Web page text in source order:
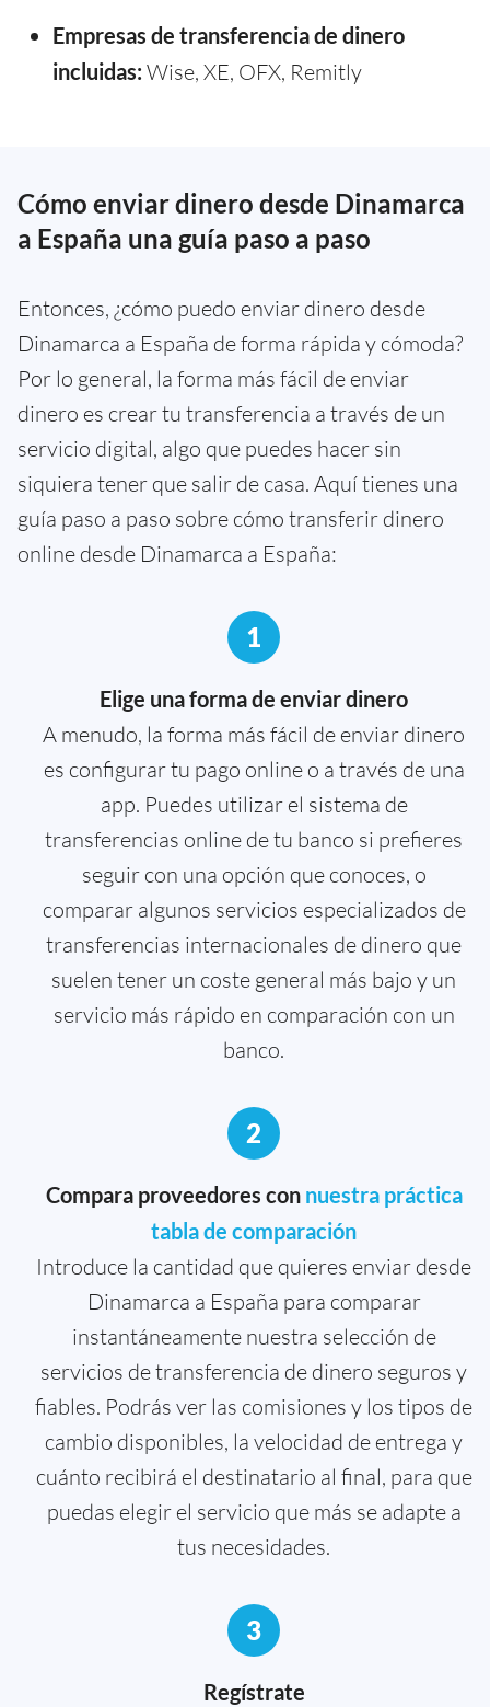
Empresas de transferencia de dinero
incluidas: Wise, XE, OFX, Remitly
Cómo enviar dinero desde Dinamarca
a España una guía paso a paso
Entonces, ¿cómo puedo enviar dinero desde
Dinamarca a España de forma rápida y cómoda?
Por lo general, la forma más fácil de enviar
dinero es crear tu transferencia a través de un
servicio digital, algo que puedes hacer sin
siquiera tener que salir de casa. Aquí tienes una
guía paso a paso sobre cómo transferir dinero
online desde Dinamarca a España:
1
Elige una forma de enviar dinero
A menudo, la forma más fácil de enviar dinero
es configurar tu pago online o a través de una
app. Puedes utilizar el sistema de
transferencias online de tu banco si prefieres
seguir con una opción que conoces, o
comparar algunos servicios especializados de
transferencias internacionales de dinero que
suelen tener un coste general más bajo y un
servicio más rápido en comparación con un
banco.
2
Compara proveedores con nuestra práctica
tabla de comparación
Introduce la cantidad que quieres enviar desde
Dinamarca a España para comparar
instantáneamente nuestra selección de
servicios de transferencia de dinero seguros y
fiables. Podrás ver las comisiones y los tipos de
cambio disponibles, la velocidad de entrega y
cuánto recibirá el destinatario al final, para que
puedas elegir el servicio que más se adapte a
tus necesidades.
3
Regístrate